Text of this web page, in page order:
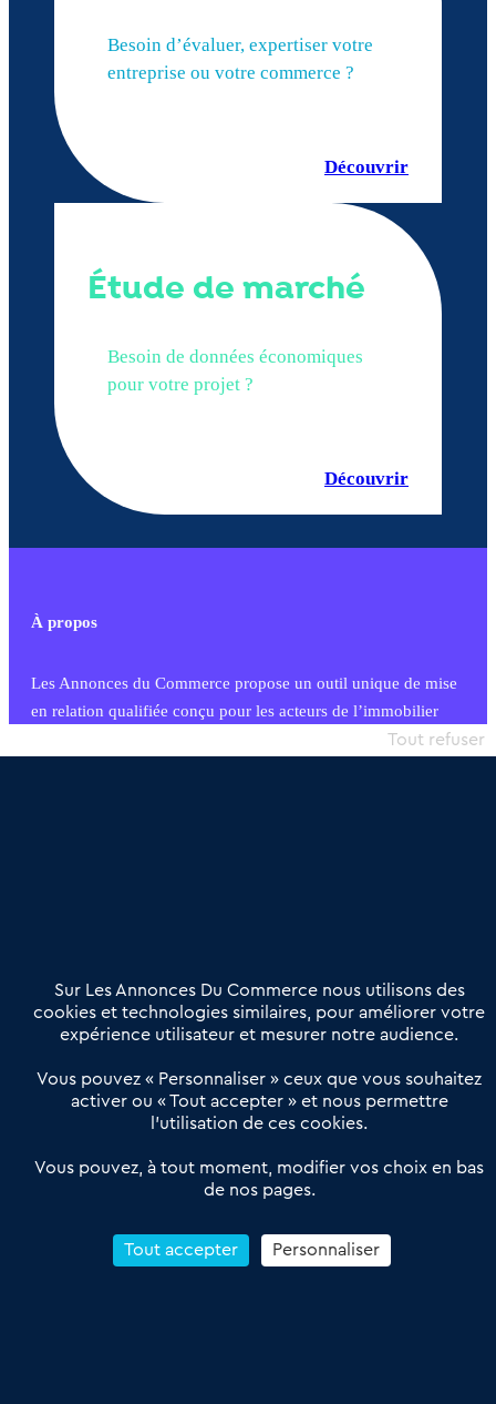
Besoin d’évaluer, expertiser votre
entreprise ou votre commerce ?
Découvrir
Étude de marché
Besoin de données économiques
pour votre projet ?
Découvrir
À propos
Les Annonces du Commerce propose un outil unique de mise
en relation qualifiée conçu pour les acteurs de l’immobilier
commercial et les collectivités territoriales, simple et intégrant
Offres Pro
Actualités
Qui sommes nous ?
Derniers articles
Réseau 3C : un partenaire national dédié aux transactions
Petitscommerces : Un partenariat au service du commerce de
proximité et des territoires
Reprendre un Restaurant Rapide
Sur Les Annonces Du Commerce nous utilisons des
cookies et technologies similaires, pour améliorer votre
expérience utilisateur et mesurer notre audience.
Vous pouvez « Personnaliser » ceux que vous souhaitez
activer ou « Tout accepter » et nous permettre
l’utilisation de ces cookies.
Vous pouvez, à tout moment, modifier vos choix en bas
de nos pages.
Tout accepter
Tout refuser
Personnaliser